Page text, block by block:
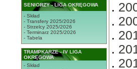
SENIORZY - LIGA OKRĘGOWA
- Skład
- Transfery 2025/2026
- Strzelcy 2025/2026
- Terminarz 2025/2026
- Tabela
TRAMPKARZE - IV LIGA
OKRĘGOWA
- Skład
.
.
.
.
.